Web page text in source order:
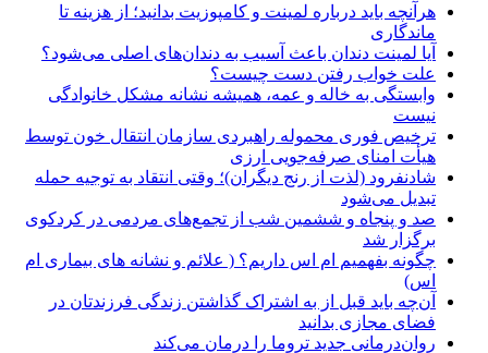
هرآنچه باید درباره لمینت و کامپوزیت بدانید؛ از هزینه تا
ماندگاری
آیا لمینت دندان باعث آسیب به دندان‌های اصلی می‌شود؟
علت خواب رفتن دست چیست؟
وابستگی به خاله و عمه، همیشه نشانه مشکل خانوادگی
نیست
ترخیص فوری محموله راهبردی سازمان انتقال خون توسط
هیأت امنای صرفه‌جویی ارزی
شادنفرود (لذت از رنج دیگران)؛ وقتی انتقاد به توجیه حمله
تبدیل می‌شود
صد و پنجاه‌ و ششمین شب از تجمع‌های مردمی در کردکوی
برگزار شد
چگونه بفهمیم ام اس داریم؟ ( علائم و نشانه های بیماری ام
اس)
آن‌چه باید قبل از به اشتراک گذاشتن زندگی فرزندتان در
فضای مجازی بدانید
روان‌درمانی جدید تروما را درمان می‌کند